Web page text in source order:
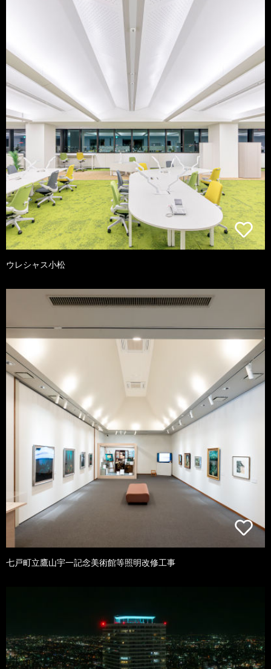
ウレシャス小松
七戸町立鷹山宇一記念美術館等照明改修工事